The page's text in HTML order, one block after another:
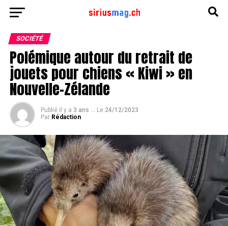
SOCIÉTÉ
Polémique autour du retrait de
jouets pour chiens « Kiwi » en
Nouvelle-Zélande
Publié il y a 3 ans ... Le 24/12/2023
Par Rédaction